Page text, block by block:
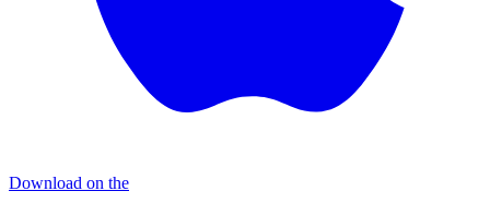
Download on the